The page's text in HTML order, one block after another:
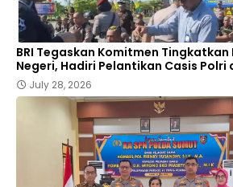
BRI Tegaskan Komitmen Tingkatkan
Negeri, Hadiri Pelantikan Casis Polri
July 28, 2026